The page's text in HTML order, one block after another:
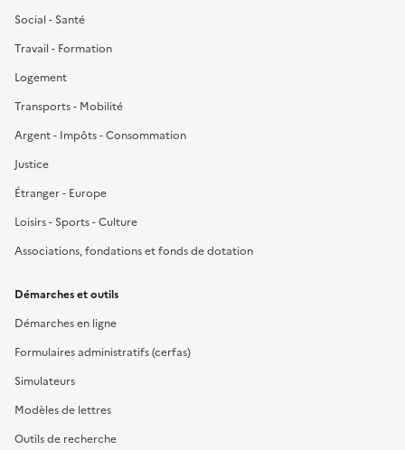
Social - Santé
Travail - Formation
Logement
Transports - Mobilité
Argent - Impôts - Consommation
Justice
Étranger - Europe
Loisirs - Sports - Culture
Associations, fondations et fonds de dotation
Démarches et outils
Démarches en ligne
Formulaires administratifs (cerfas)
Simulateurs
Modèles de lettres
Outils de recherche